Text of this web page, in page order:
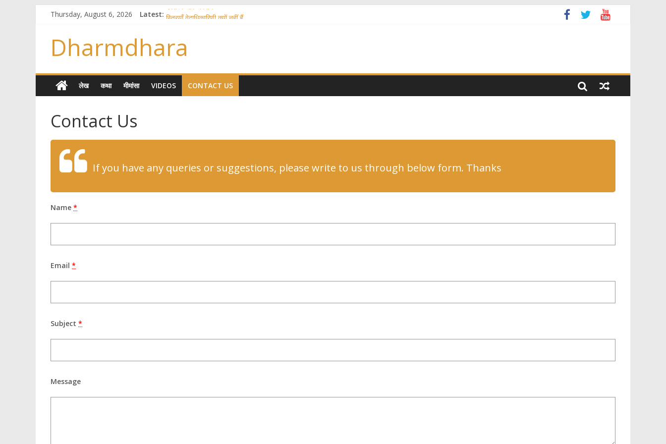
Thursday, August 6, 2026 Latest: देवतत्त्व और अपराध
स्त्रियाँ वेदाधिकारिणी क्यों नहीं हैं
तुम्हीं हो माता, पिता तुम्हीं हो ??
गौ सेवा और राजयोग
Dharmdhara
लेख कथा मीमांसा VIDEOS CONTACT US
Contact Us
If you have any queries or suggestions, please write to us through below form. Thanks
Name *
Email *
Subject *
Message